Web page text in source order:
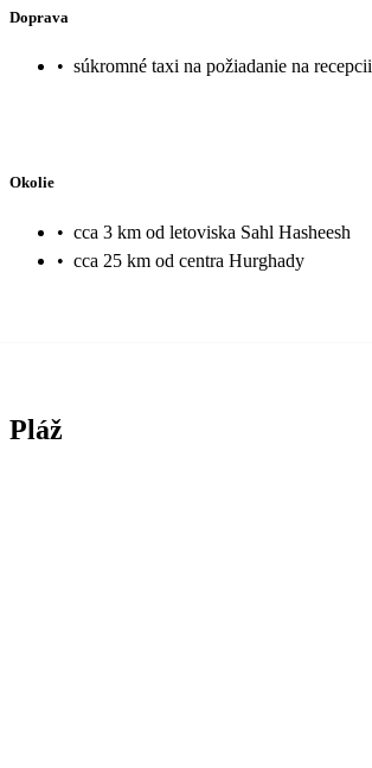
Doprava
• súkromné taxi na požiadanie na recepcii
Okolie
• cca 3 km od letoviska Sahl Hasheesh
• cca 25 km od centra Hurghady
Pláž